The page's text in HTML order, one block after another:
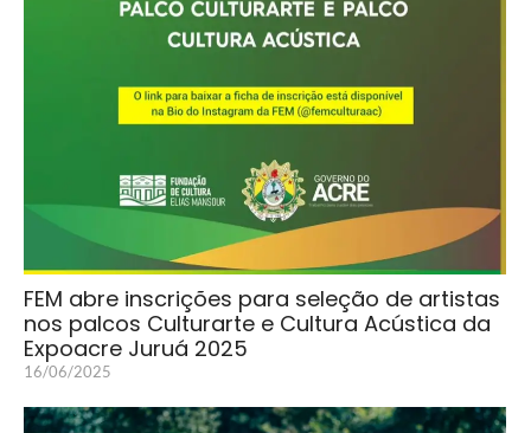
FEM abre inscrições para seleção de artistas
nos palcos Culturarte e Cultura Acústica da
Expoacre Juruá 2025
16/06/2025